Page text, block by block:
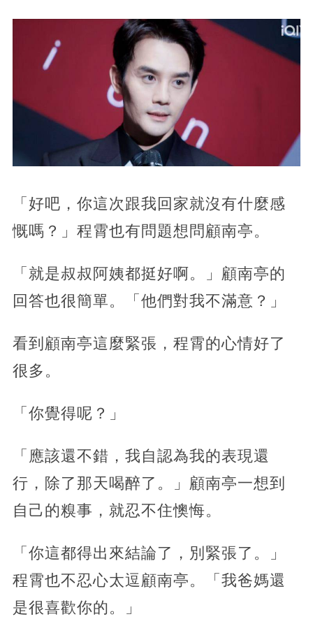
「好吧，你這次跟我回家就沒有什麼感
慨嗎？」程霄也有問題想問顧南亭。
「就是叔叔阿姨都挺好啊。」顧南亭的
回答也很簡單。「他們對我不滿意？」
看到顧南亭這麼緊張，程霄的心情好了
很多。
「你覺得呢？」
「應該還不錯，我自認為我的表現還
行，除了那天喝醉了。」顧南亭一想到
自己的糗事，就忍不住懊悔。
「你這都得出來結論了，別緊張了。」
程霄也不忍心太逗顧南亭。「我爸媽還
是很喜歡你的。」